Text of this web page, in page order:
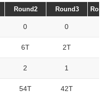
Round2 Round3
0 0
6T 2T
2 1
54T 42T